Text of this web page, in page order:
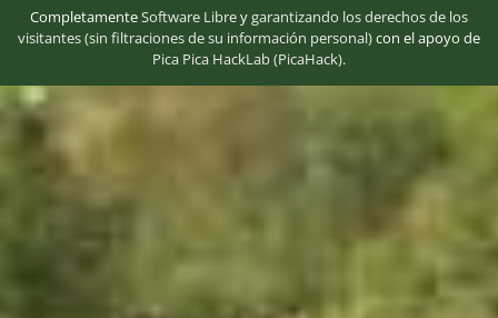
CompletamenteSoftware Libreygarantizando los derechos de los
visitantes (sin filtraciones de su información personal)con el apoyo de
Pica Pica HackLab (PicaHack).